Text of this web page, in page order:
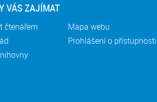
VÁS ZAJÍMAT
čtenářem
Mapa webu
Prohlášení o přístupnosti